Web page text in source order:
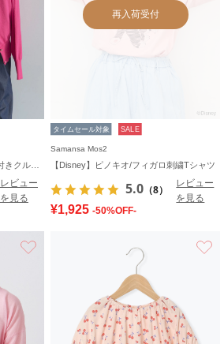
レビュー
を見る
再入荷受付
タイムセール対象 SALE
Samansa Mos2
【Disney】ピノキオ/フィガロ刺繍Tシャツ
5.0 （8）
レビュー
を見る
¥1,925 -50%OFF-